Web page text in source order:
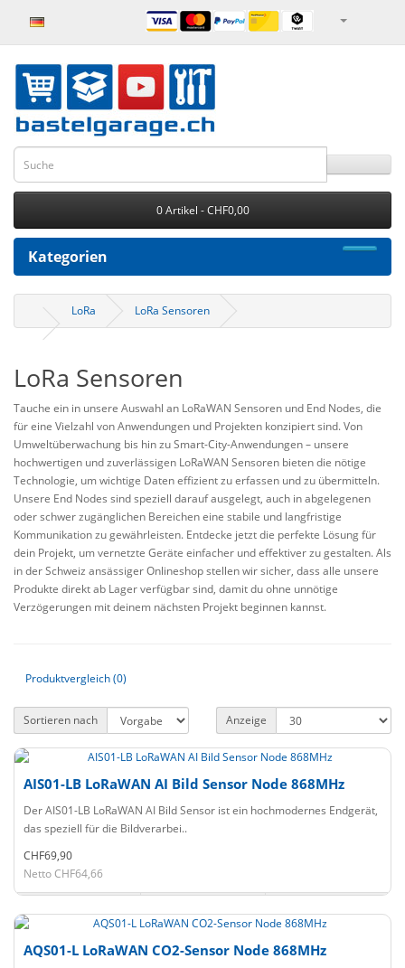
0 Artikel - CHF0,00
Kategorien
LoRa LoRa Sensoren
LoRa Sensoren
Tauche ein in unsere Auswahl an LoRaWAN Sensoren und End Nodes, die
für eine Vielzahl von Anwendungen und Projekten konzipiert sind. Von
Umweltüberwachung bis hin zu Smart-City-Anwendungen – unsere
hochwertigen und zuverlässigen LoRaWAN Sensoren bieten die nötige
Technologie, um wichtige Daten effizient zu erfassen und zu übermitteln.
Unsere End Nodes sind speziell darauf ausgelegt, auch in abgelegenen
oder schwer zugänglichen Bereichen eine stabile und langfristige
Kommunikation zu gewährleisten. Entdecke jetzt die perfekte Lösung für
dein Projekt, um vernetzte Geräte einfacher und effektiver zu gestalten. Als
in der Schweiz ansässiger Onlineshop stellen wir sicher, dass alle unsere
Produkte direkt ab Lager verfügbar sind, damit du ohne unnötige
Verzögerungen mit deinem nächsten Projekt beginnen kannst.
Produktvergleich (0)
Sortieren nach Anzeige
AIS01-LB LoRaWAN AI Bild Sensor Node 868MHz
Der AIS01-LB LoRaWAN AI Bild Sensor ist ein hochmodernes Endgerät,
das speziell für die Bildverarbei..
CHF69,90
Netto CHF64,66
AQS01-L LoRaWAN CO2-Sensor Node 868MHz